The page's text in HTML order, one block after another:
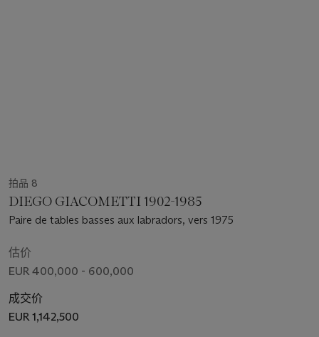
拍品 8
DIEGO GIACOMETTI 1902-1985
Paire de tables basses aux labradors, vers 1975
估价
EUR 400,000 - 600,000
成交价
EUR 1,142,500